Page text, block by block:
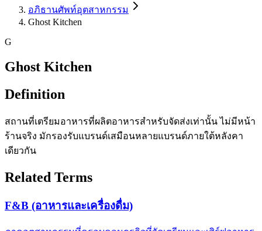
อภิธานศัพท์อุตสาหกรรม
Ghost Kitchen
G
Ghost Kitchen
Definition
สถานที่เตรียมอาหารที่ผลิตอาหารสำหรับจัดส่งเท่านั้น ไม่มีหน้า
ร้านจริง มักรองรับแบรนด์เสมือนหลายแบรนด์ภายใต้หลังคา
เดียวกัน
Related Terms
F&B (อาหารและเครื่องดื่ม)